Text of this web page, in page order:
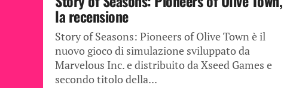
la recensione
Story of Seasons: Pioneers of Olive Town è il
nuovo gioco di simulazione sviluppato da
Marvelous Inc. e distribuito da Xseed Games e
secondo titolo della...